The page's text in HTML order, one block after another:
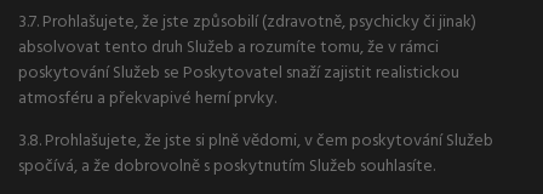
3.7. Prohlašujete, že jste způsobilí (zdravotně, psychicky či jinak)
absolvovat tento druh Služeb a rozumíte tomu, že v rámci
poskytování Služeb se Poskytovatel snaží zajistit realistickou
atmosféru a překvapivé herní prvky.
3.8. Prohlašujete, že jste si plně vědomi, v čem poskytování Služeb
spočívá, a že dobrovolně s poskytnutím Služeb souhlasíte.